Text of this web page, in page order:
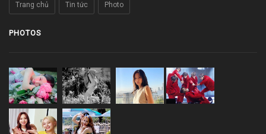
Trang chủ Tin tức Photo
PHOTOS